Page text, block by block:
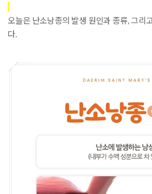
오늘은 난소낭종의 발생 원인과 종류, 그리
다.